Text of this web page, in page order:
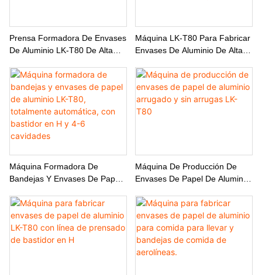
Prensa Formadora De Envases
De Aluminio LK-T80 De Alta
De Vida Útil. Bajo
Mantenimiento.
Máquina LK-T80 Para Fabricar
Envases De Aluminio De Alta
Unidades/hora,
Funcionamiento 24/7.
Máquina Formadora De
Bandejas Y Envases De Papel
Totalmente Automática, Con
Bastidor En H Y 4-6 Cavidades
Máquina De Producción De
Envases De Papel De Aluminio